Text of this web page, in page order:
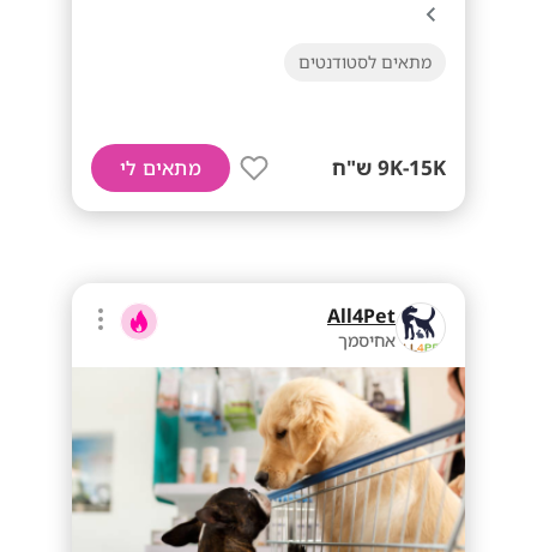
מתאים לסטודנטים
9K-15K ש"ח מתאים לי
All4Pet
אחיסמך